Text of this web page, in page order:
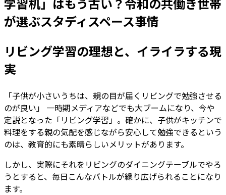
が選ぶスタディスペース事情
リビング学習の理想と、イライラする現
実
「子供が小さいうちは、親の目が届くリビングで勉強させる
のが良い」 一時期メディアなどでも大ブームになり、今や
定説となった「リビング学習」。確かに、子供がキッチンで
料理をする親の気配を感じながら安心して勉強できるという
のは、教育的にも素晴らしいメリットがあります。
しかし、実際にそれをリビングのダイニングテーブルでやろ
うとすると、毎日こんなバトルが繰り広げられることになり
ます。